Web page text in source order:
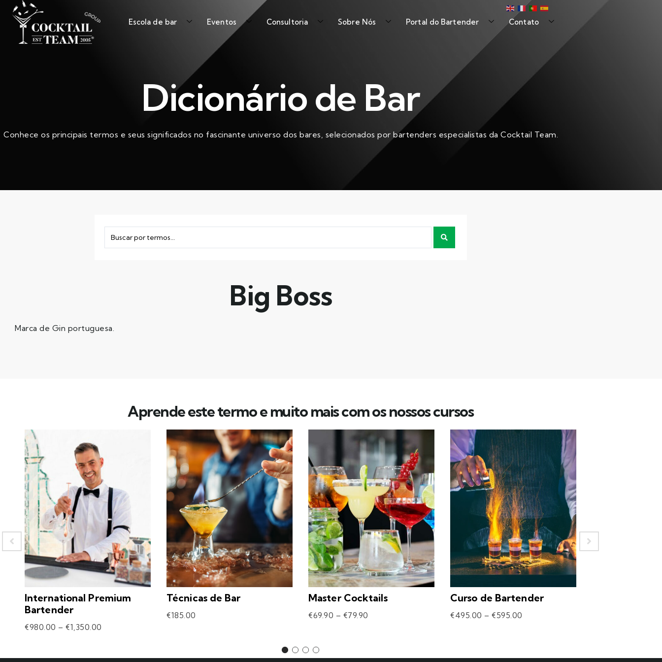
Escola de bar Eventos Consultoria Sobre Nós Portal do Bartender Contato
Dicionário de Bar
Conhece os principais termos e seus significados no fascinante universo dos bares, selecionados por bartenders especialistas da Cocktail Team.
Big Boss
Marca de Gin portuguesa.
Aprende este termo e muito mais com os nossos cursos
International Premium
Bartender
€980.00 – €1,350.00
Técnicas de Bar
€185.00
Master Cocktails
€69.90 – €79.90
Curso de Bartender
€495.00 – €595.00